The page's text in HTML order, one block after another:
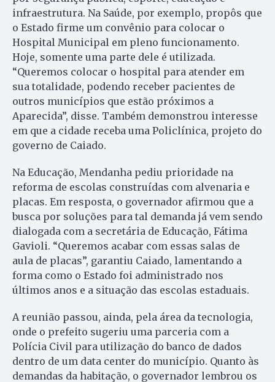
infraestrutura. Na Saúde, por exemplo, propôs que
o Estado firme um convênio para colocar o
Hospital Municipal em pleno funcionamento.
Hoje, somente uma parte dele é utilizada.
“Queremos colocar o hospital para atender em
sua totalidade, podendo receber pacientes de
outros municípios que estão próximos a
Aparecida”, disse. Também demonstrou interesse
em que a cidade receba uma Policlínica, projeto do
governo de Caiado.
Na Educação, Mendanha pediu prioridade na
reforma de escolas construídas com alvenaria e
placas. Em resposta, o governador afirmou que a
busca por soluções para tal demanda já vem sendo
dialogada com a secretária de Educação, Fátima
Gavioli. “Queremos acabar com essas salas de
aula de placas”, garantiu Caiado, lamentando a
forma como o Estado foi administrado nos
últimos anos e a situação das escolas estaduais.
A reunião passou, ainda, pela área da tecnologia,
onde o prefeito sugeriu uma parceria com a
Polícia Civil para utilização do banco de dados
dentro de um data center do município. Quanto às
demandas da habitação, o governador lembrou os